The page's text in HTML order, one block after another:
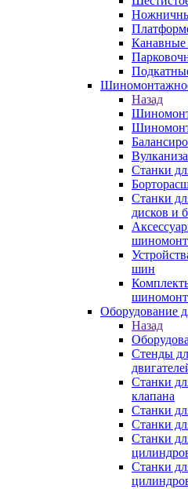
Канавные
Назад
Станки
Станки
дисков и
шин
Оборудование
Назад
Стенды
Станки
клапана
Станки
Станки
Станки
Станки